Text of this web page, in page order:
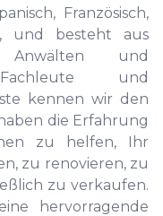
Französisch,
und besteht aus
Anwälten und
und
kennen wir den
die Erfahrung
zu helfen, Ihr
zu renovieren, zu
zu verkaufen.
hervorragende